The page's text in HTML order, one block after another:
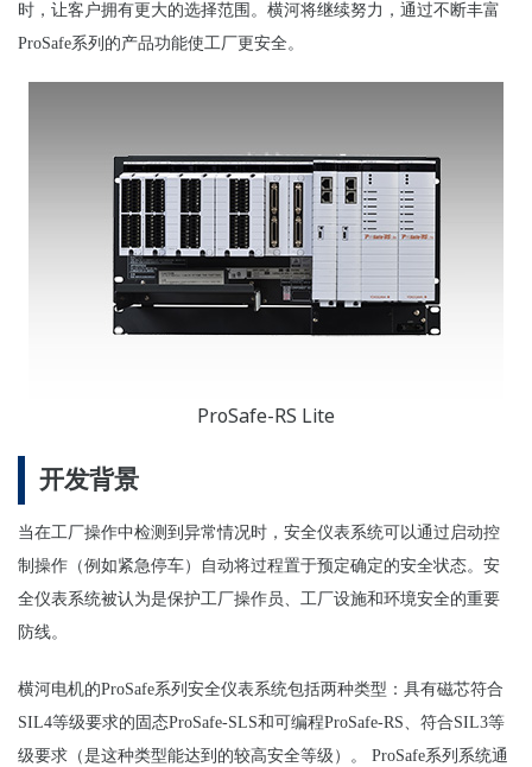
时，让客户拥有更大的选择范围。横河将继续努力， 通过不断丰富
ProSafe系列的产品功能使工厂更安全。
ProSafe-RS Lite
开发背景
当在工厂操作中检测 到异常情况时 ，安全仪表系统可以通过 启动控
制操作（例如紧急停车）自动将过程置于预定确定的安全状态。 安
全仪表系统被认为是保护工厂操作员、工厂设施和环境安全的重要
防线。
横河电机的ProSafe系列安全仪表系统包括两种类型：具有磁芯符合
SIL4等级要求的固 态ProSafe-SLS和可编程ProSafe-RS、符合SIL3等
级要求（是这种类型能达到的较高安全等级 ）。 ProSafe系列系统通